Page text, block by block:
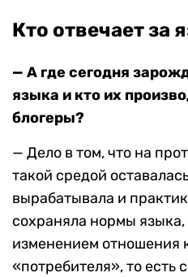
Кто отвечает за
— А где сегодня
языка и кто их
блогеры?
— Дело в том, что на
такой средой
вырабатывала и
сохраняла нормы
изменением отношения
«потребителя», то есть